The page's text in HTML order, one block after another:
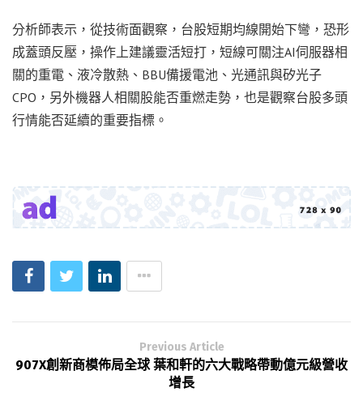
分析師表示，從技術面觀察，台股短期均線開始下彎，恐形
成蓋頭反壓，操作上建議靈活短打，短線可關注AI伺服器相
關的重電、液冷散熱、BBU備援電池、光通訊與矽光子
CPO，另外機器人相關股能否重燃走勢，也是觀察台股多頭
行情能否延續的重要指標。
Previous Article
907X創新商模佈局全球 葉和軒的六大戰略帶動億元級營收
增長